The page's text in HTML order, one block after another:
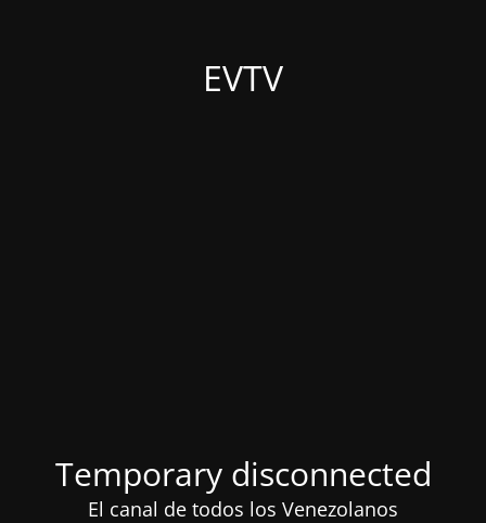
EVTV
Temporary disconnected
El canal de todos los Venezolanos